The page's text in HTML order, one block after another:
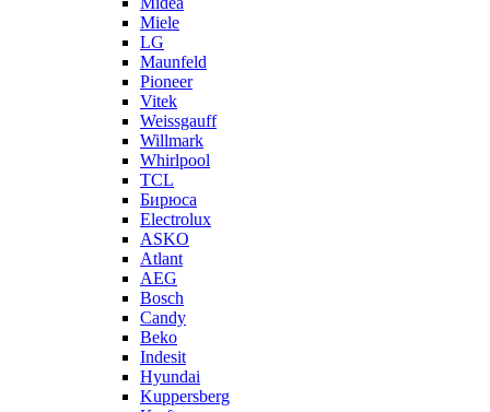
Miele
LG
Maunfeld
Pioneer
Vitek
Weissgauff
Willmark
Whirlpool
TCL
Бирюса
Electrolux
ASKO
Atlant
AEG
Bosch
Candy
Beko
Indesit
Hyundai
Kuppersberg